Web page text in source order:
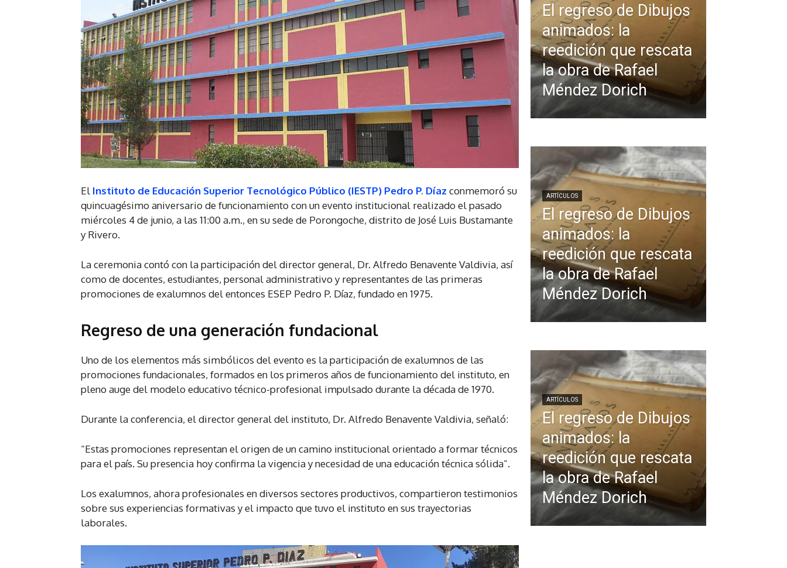
El Instituto de Educación Superior Tecnológico Público (IESTP) Pedro P. Díaz conmemoró su
quincuagésimo aniversario de funcionamiento con un evento institucional realizado el pasado
miércoles 4 de junio, a las 11:00 a.m., en su sede de Porongoche, distrito de José Luis Bustamante
y Rivero.
La ceremonia contó con la participación del director general, Dr. Alfredo Benavente Valdivia, así
como de docentes, estudiantes, personal administrativo y representantes de las primeras
promociones de exalumnos del entonces ESEP Pedro P. Díaz, fundado en 1975.
Regreso de una generación fundacional
Uno de los elementos más simbólicos del evento es la participación de exalumnos de las
promociones fundacionales, formados en los primeros años de funcionamiento del instituto, en
pleno auge del modelo educativo técnico-profesional impulsado durante la década de 1970.
Durante la conferencia, el director general del instituto, Dr. Alfredo Benavente Valdivia, señaló:
“Estas promociones representan el origen de un camino institucional orientado a formar técnicos
para el país. Su presencia hoy confirma la vigencia y necesidad de una educación técnica sólida”.
Los exalumnos, ahora profesionales en diversos sectores productivos, compartieron testimonios
sobre sus experiencias formativas y el impacto que tuvo el instituto en sus trayectorias
laborales.
El regreso de Dibujos
animados: la
reedición que rescata
la obra de Rafael
Méndez Dorich
ARTÍCULOS
El regreso de Dibujos
animados: la
reedición que rescata
la obra de Rafael
Méndez Dorich
ARTÍCULOS
El regreso de Dibujos
animados: la
reedición que rescata
la obra de Rafael
Méndez Dorich